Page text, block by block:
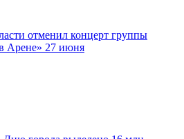
отменил концерт группы
Арене» 27 июня